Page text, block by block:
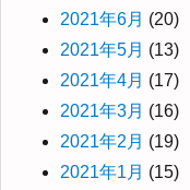
2021年6月 (20)
2021年5月 (13)
2021年4月 (17)
2021年3月 (16)
2021年2月 (19)
2021年1月 (15)